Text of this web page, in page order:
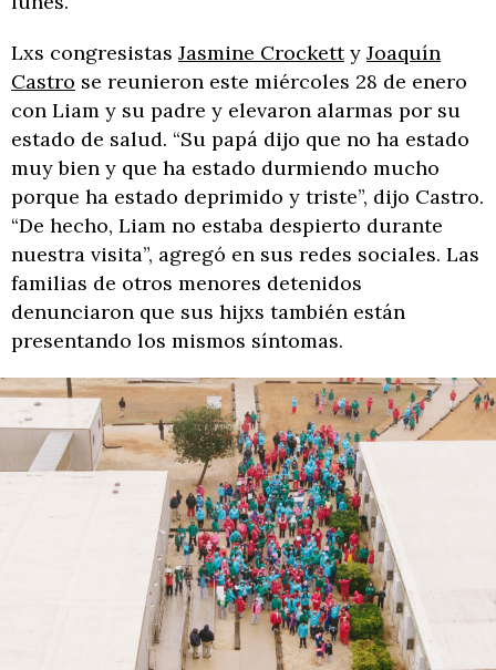
Lxs congresistas Jasmine Crocketty Joaquín
Castro se reunieron este miércoles 28 de enero
con Liam y su padre y elevaron alarmas por su
estado de salud. “Su papá dijo que no ha estado
muy bien y que ha estado durmiendo mucho
porque ha estado deprimido y triste”, dijo Castro.
“De hecho, Liam no estaba despierto durante
nuestra visita”, agregó en sus redes sociales. Las
familias de otros menores detenidos
denunciaron que sus hijxs también están
presentando los mismos síntomas.